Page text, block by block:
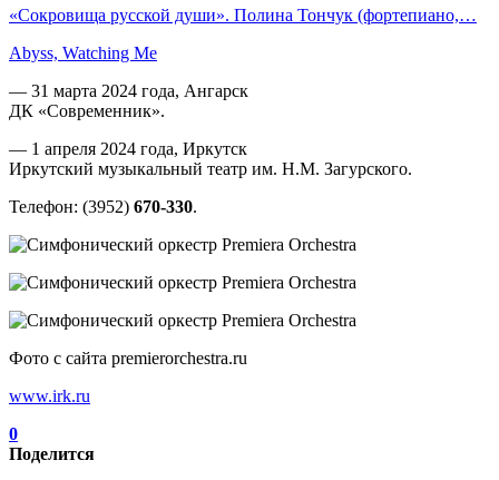
«Сокровища русской души». Полина Тончук (фортепиано,…
Abyss, Watching Me
— 31 марта 2024 года, Ангарск
ДК «Современник».
— 1 апреля 2024 года, Иркутск
Иркутский музыкальный театр им. Н.М. Загурского.
Телефон: (3952) 670-330.
Фото с сайта premierorchestra.ru
www.irk.ru
0
Поделится